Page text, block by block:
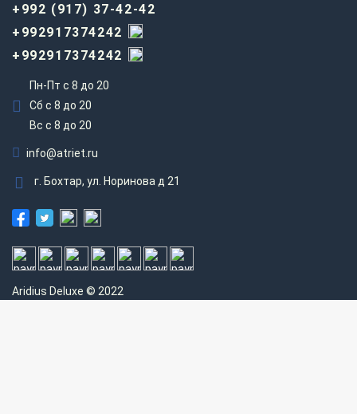
+992 (917) 37-42-42
+992917374242
+992917374242
Пн-Пт с 8 до 20
Сб с 8 до 20
Вс c 8 до 20
info@atriet.ru
г. Бохтар, ул. Норинова д 21
Aridius Deluxe © 2022